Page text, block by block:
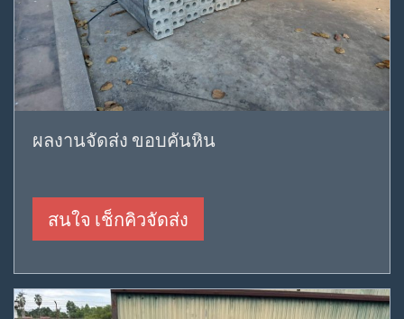
ผลงานจัดส่ง ขอบคันหิน
สนใจ เช็กคิวจัดส่ง